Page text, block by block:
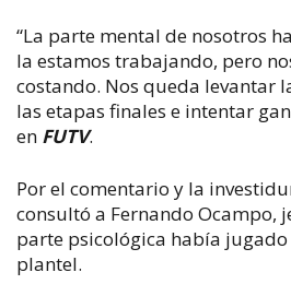
“La parte mental de nosotros
la estamos trabajando, pero
costando. Nos queda levantar
las etapas finales e intentar
en FUTV.
Por el comentario y la
consultó a Fernando Ocampo,
parte psicológica había
plantel.